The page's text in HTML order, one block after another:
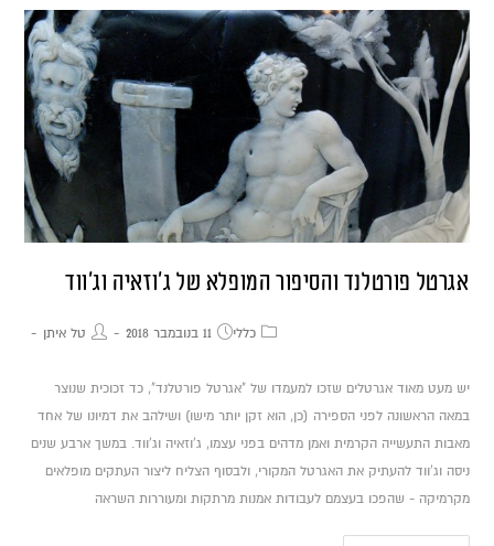
אגרטל פורטלנד והסיפור המופלא של ג'וזאיה וג'ווד
טל איתן 11 בנובמבר 2018 כללי
יש מעט מאוד אגרטלים שזכו למעמדו של "אגרטל פורטלנד", כד זכוכית שנוצר
במאה הראשונה לפני הספירה (כן, הוא זקן יותר מישו) ושילהב את דמיונו של אחד
מאבות התעשייה הקרמית ואמן מדהים בפני עצמו, ג'וזאיה וג'ווד. במשך ארבע שנים
ניסה וג'ווד להעתיק את האגרטל המקורי, ולבסוף הצליח ליצור העתקים מופלאים
מקרמיקה - שהפכו בעצמם לעבודות אמנות מרתקות ומעוררות השראה